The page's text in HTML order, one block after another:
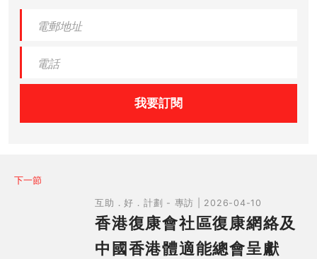
我要訂閱
下一節
互助．好．計劃 - 專訪 | 2026-04-10
香港復康會社區復康網絡及
中國香港體適能總會呈獻